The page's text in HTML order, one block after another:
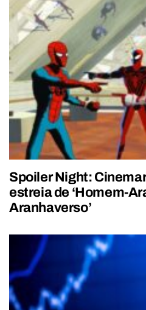
Spoiler Night:
estreia de ‘Homem-
Aranhaverso’